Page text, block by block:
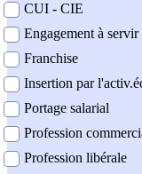
CUI - CIE
Engagement à servir
Franchise
Insertion par
Portage salarial
Profession
Profession libérale